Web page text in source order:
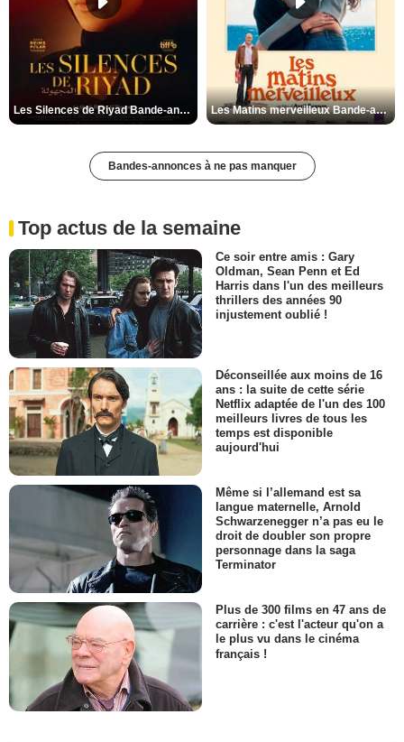
Les Silences de Riyad Bande-annonce VO STFR Les Matins merveilleux Bande-annonce VF
Bandes-annonces à ne pas manquer
Top actus de la semaine
Ce soir entre amis : Gary
Oldman, Sean Penn et Ed
Harris dans l'un des meilleurs
thrillers des années 90
injustement oublié !
Déconseillée aux moins de 16
ans : la suite de cette série
Netflix adaptée de l'un des 100
meilleurs livres de tous les
temps est disponible
aujourd'hui
Même si l’allemand est sa
langue maternelle, Arnold
Schwarzenegger n’a pas eu le
droit de doubler son propre
personnage dans la saga
Terminator
Plus de 300 films en 47 ans de
carrière : c'est l'acteur qu'on a
le plus vu dans le cinéma
français !